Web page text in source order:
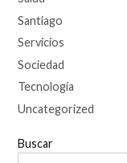
Santiago
Servicios
Sociedad
Tecnología
Uncategorized
Buscar